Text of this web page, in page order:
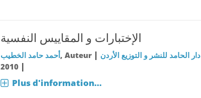
الإختبارات و المقاييس النفسية
أحمد حامد الخطيب, Auteur | دار الحامد للنشر و التوزيع الأردن
|
2010
Plus d'information...